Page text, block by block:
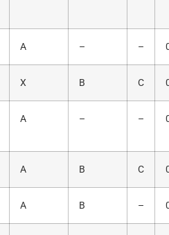
A – –
X B C
A – –
A B C
A B –